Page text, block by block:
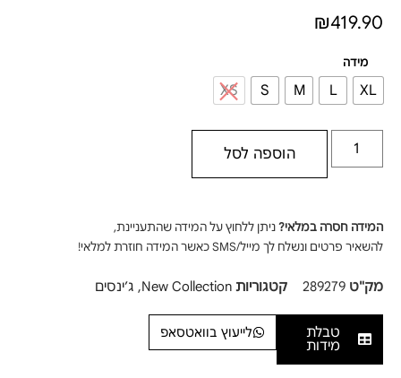
₪419.90
מידה
XL
L
M
S
XS
הוספה לסל
המידה חסרה במלאי?ניתן ללחוץ על המידה שהתעניינת,
להשאיר פרטים ונשלח לך מייל/SMS כאשר המידה חוזרת למלאי!
מק"ט 289279 קטגוריות New Collection
, ג׳ינסים
טבלת
מידות
לייעוץ בוואטסאפ